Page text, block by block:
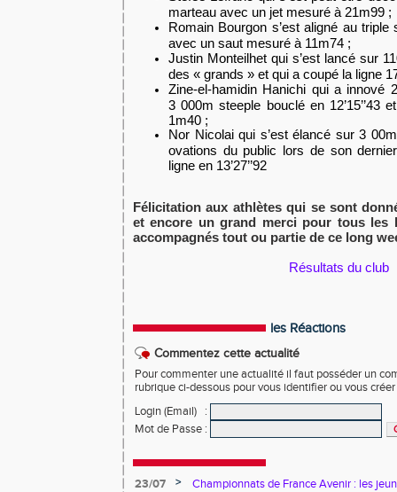
marteau avec un jet mesuré à 21m99 ;
Romain Bourgon s’est aligné au
avec un saut mesuré à 11m74 ;
Justin Monteilhet qui s’est lancé sur
des « grands » et qui a coupé la ligne
Zine-el-hamidin Hanichi qui a innové
3 000m steeple bouclé en 12’15’’43
1m40 ;
Nor Nicolai qui s’est élancé sur 3
ovations du public lors de son
ligne en 13’27’’92
Félicitation aux athlètes qui se sont
et encore un grand merci pour tous les
accompagnés tout ou partie de ce long
Résultats du club
les Réactions
Commentez cette actualité
Pour commenter une actualité il faut posséder un
rubrique ci-dessous pour vous identifier ou vous
Login (Email)
:
Mot de Passe :
23/07 >
Championnats de France Avenir : les